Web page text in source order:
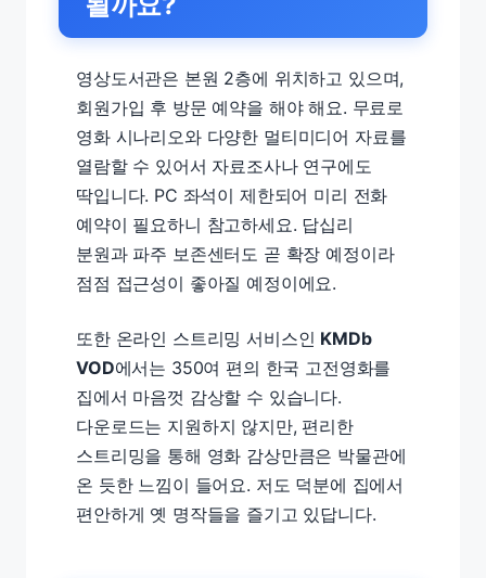
영상도서관은 본원 2층에 위치하고 있으며,
회원가입 후 방문 예약을 해야 해요. 무료로
영화 시나리오와 다양한 멀티미디어 자료를
열람할 수 있어서 자료조사나 연구에도
딱입니다. PC 좌석이 제한되어 미리 전화
예약이 필요하니 참고하세요. 답십리
분원과 파주 보존센터도 곧 확장 예정이라
점점 접근성이 좋아질 예정이에요.
또한 온라인 스트리밍 서비스인 KMDb
VOD에서는 350여 편의 한국 고전영화를
집에서 마음껏 감상할 수 있습니다.
다운로드는 지원하지 않지만, 편리한
스트리밍을 통해 영화 감상만큼은 박물관에
온 듯한 느낌이 들어요. 저도 덕분에 집에서
편안하게 옛 명작들을 즐기고 있답니다.